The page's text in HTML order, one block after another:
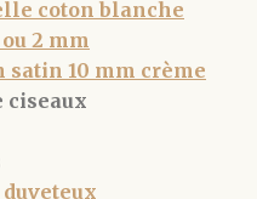
coton blanche
2 mm
satin 10 mm crème
ciseaux